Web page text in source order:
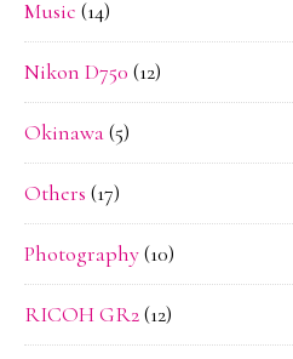
Music (14)
Nikon D750 (12)
Okinawa(5)
Others (17)
Photography(10)
RICOH GR2(12)